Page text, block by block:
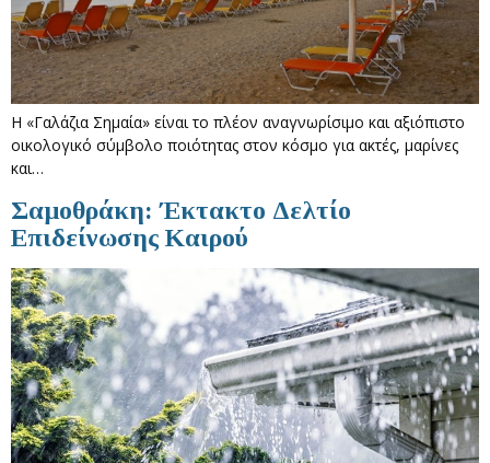
Η «Γαλάζια Σημαία» είναι το πλέον αναγνωρίσιμο και αξιόπιστο
οικολογικό σύμβολο ποιότητας στον κόσμο για ακτές, μαρίνες
και…
Σαμοθράκη: Έκτακτο Δελτίο
Επιδείνωσης Καιρού